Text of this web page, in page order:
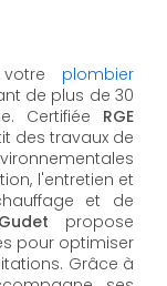
plombier
de plus de 30
Certifiée RGE
des travaux de
l'entretien et
et de
propose
pour optimiser
Grâce à